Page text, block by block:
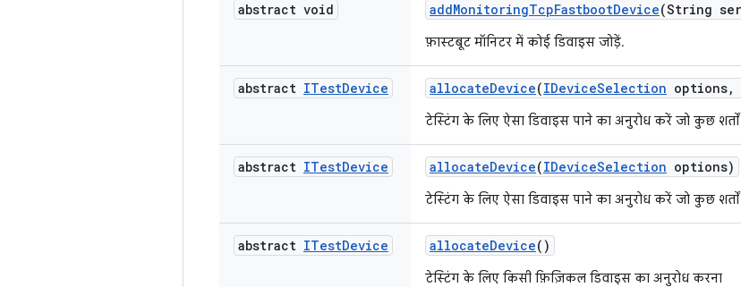
abstract void addMonitoringTcpFastbootDevice(String
फ़ास्टबूट मॉनिटर में कोई डिवाइस जोड़ें.
abstract ITestDevice allocateDevice(IDeviceSelection options,
टेस्टिंग के लिए ऐसा डिवाइस पाने का अनुरोध करें जो कुछ शर्तों
abstract ITestDevice allocateDevice(IDeviceSelection options)
टेस्टिंग के लिए ऐसा डिवाइस पाने का अनुरोध करें जो कुछ शर्तों
abstract ITestDevice allocateDevice()
टेस्टिंग के लिए किसी फ़िज़िकल डिवाइस का अनुरोध करना